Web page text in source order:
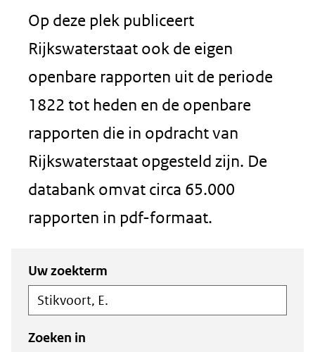
Op deze plek publiceert
Rijkswaterstaat ook de eigen
openbare rapporten uit de periode
1822 tot heden en de openbare
rapporten die in opdracht van
Rijkswaterstaat opgesteld zijn. De
databank omvat circa 65.000
rapporten in pdf-formaat.
Zoeken
in
de
index
Zoeken
binnen
de
index
Uw zoekterm
Zoeken in